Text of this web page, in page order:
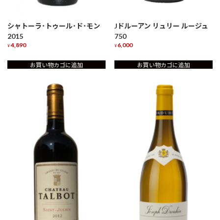
シャトーラ･トゥール･ド･モン
2015
¥ 4,890
お買い物カゴに追加
Jドルーアン リュリー ルージュ
750
¥ 6,000
お買い物カゴに追加